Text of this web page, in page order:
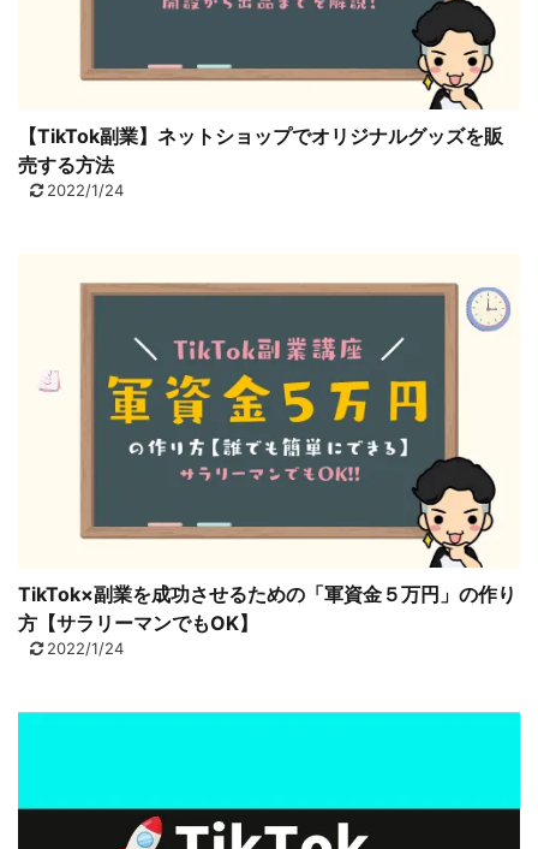
【TikTok副業】ネットショップでオリジナルグッズを販
売する方法
2022/1/24
TikTok×副業を成功させるための「軍資金５万円」の作り
方【サラリーマンでもOK】
2022/1/24